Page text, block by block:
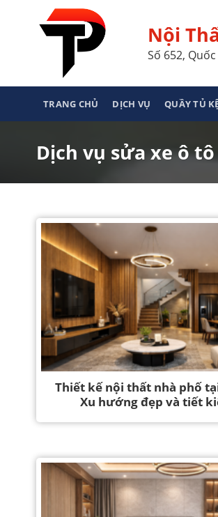
Nội
Số 652,
TRANG CHỦ DỊCH VỤ QUẦY TỦ
Dịch vụ sửa xe ô
Thiết kế nội thất nhà phố
Xu hướng đẹp và tiết